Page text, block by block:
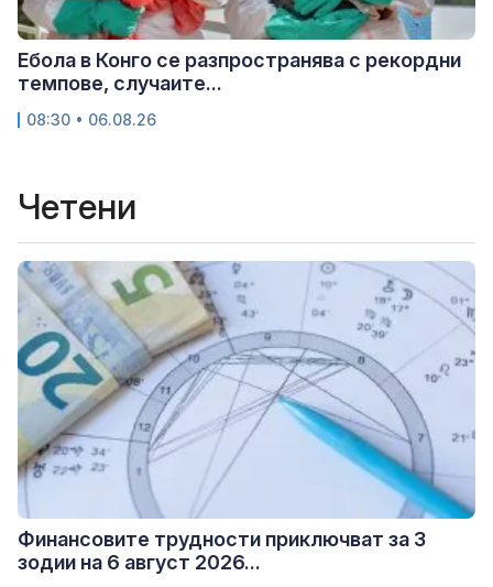
Ебола в Конго се разпространява с рекордни
темпове, случаите...
08:30 • 06.08.26
Четени
Финансовите трудности приключват за 3
зодии на 6 август 2026...